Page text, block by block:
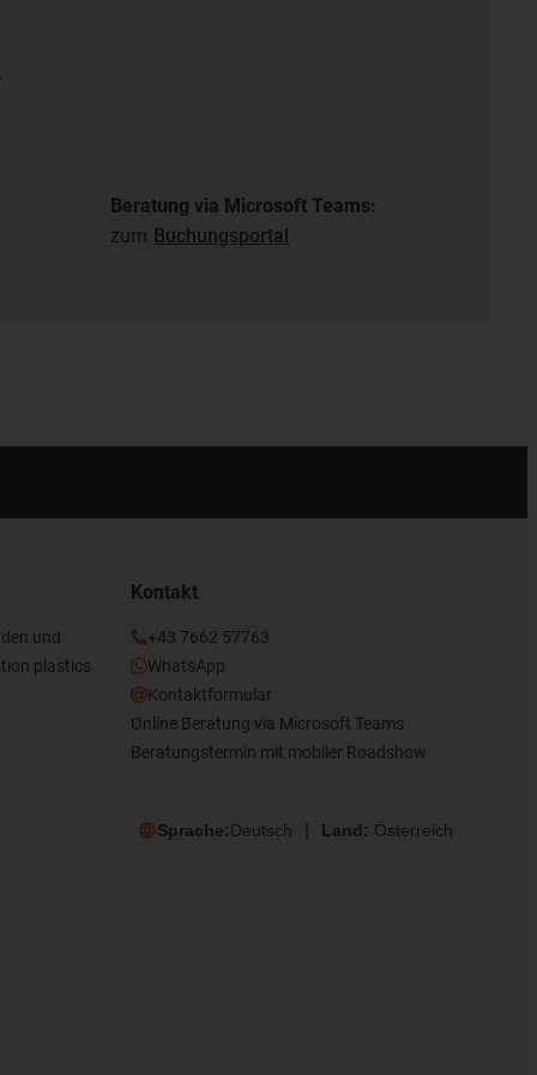
Beratung via Microsoft Teams:
zum Buchungsportal
und
plastics
Kontakt
+43 7662 57763
WhatsApp
Kontaktformular
Online Beratung via Microsoft Teams
Beratungstermin mit mobiler Roadshow
Sprache:Deutsch Land: Österreich